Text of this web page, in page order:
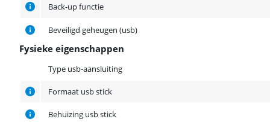
Back-up functie
Beveiligd geheugen (usb)
Fysieke eigenschappen
Type usb-aansluiting
Formaat usb stick
Behuizing usb stick